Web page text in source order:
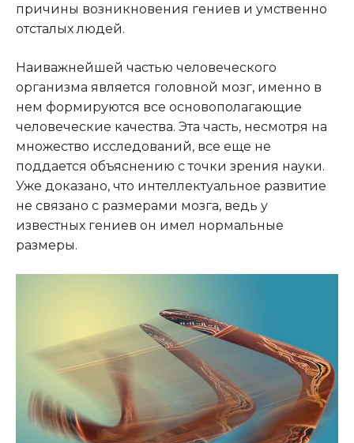
причины возникновения гениев и умственно
отсталых людей.
Наиважнейшей частью человеческого
организма является головной мозг, именно в
нем формируются все основополагающие
человеческие качества. Эта часть, несмотря на
множество исследований, все еще не
поддается объяснению с точки зрения науки.
Уже доказано, что интеллектуальное развитие
не связано с размерами мозга, ведь у
известных гениев он имел нормальные
размеры.